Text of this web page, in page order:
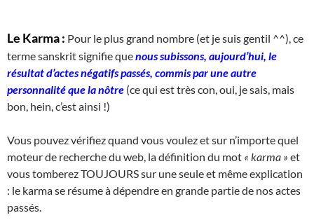
Le Karma : Pour le plus grand nombre (et je suis gentil ^^), ce
terme sanskrit signifie quenous subissons, aujourd’hui, le
résultat d’actes négatifs passés, commis par une autre
personnalité que la nôtre (ce qui est très con, oui, je sais, mais
bon, hein, c’est ainsi !)
Vous pouvez vérifiez quand vous voulez et sur n’importe quel
moteur de recherche du web, la définition du mot « karma » et
vous tomberez TOUJOURS sur une seule et même explication
: le karma se résume à dépendre en grande partie de nos actes
passés.